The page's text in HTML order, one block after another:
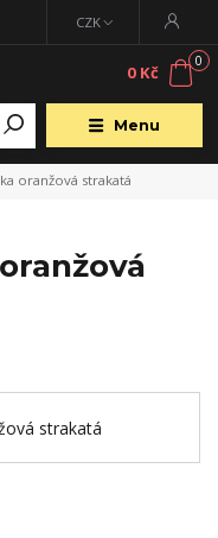
Menu
CZK
0
0 Kč
oranžová strakatá